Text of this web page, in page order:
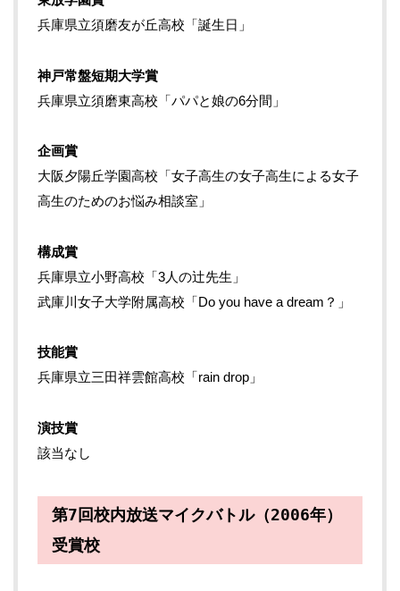
兵庫県立須磨友が丘高校「誕生日」
神戸常盤短期大学賞
兵庫県立須磨東高校「パパと娘の6分間」
企画賞
大阪夕陽丘学園高校「女子高生の女子高生による女子
高生のためのお悩み相談室」
構成賞
兵庫県立小野高校「3人の辻先生」
武庫川女子大学附属高校「Do you have a dream？」
技能賞
兵庫県立三田祥雲館高校「rain drop」
演技賞
該当なし
第7回校内放送マイクバトル（2006年）
受賞校